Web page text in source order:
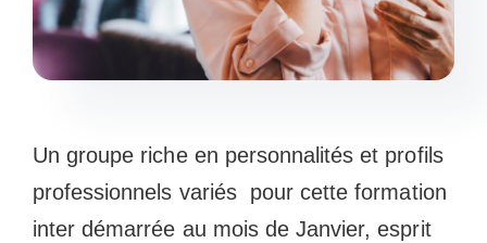
Un groupe riche en personnalités et profils
professionnels variés pour cette formation
inter démarrée au mois de Janvier, esprit